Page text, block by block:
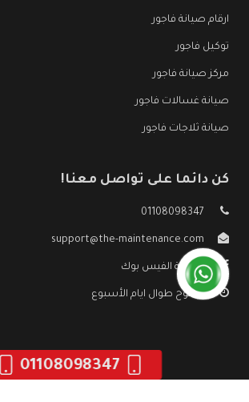
ارقام صيانة فاجور
توكيل فاجور
مركز صيانة فاجور
صيانة غسالات فاجور
صيانة ثلاجات فاجور
كن دائما على تواصل معنا!
01108098347
support@the-maintenance.com
صفحة الفيس بوك
مفتوح طوال ايام الأسبوع
01108098347